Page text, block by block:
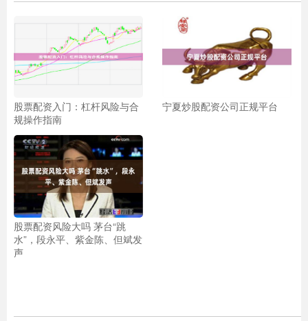
股票配资入门：杠杆风险与合
规操作指南
宁夏炒股配资公司正规平台
股票配资风险大吗 茅台“跳
水”，段永平、紫金陈、但斌发
声